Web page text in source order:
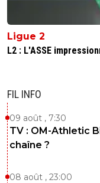
Ligue 2
L2 : L'ASSE
FIL INFO
09 août , 7:30
TV : OM-Athletic
chaîne ?
08 août , 23:00